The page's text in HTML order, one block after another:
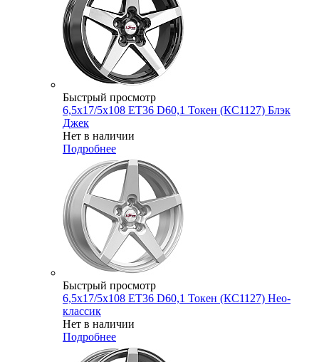
Быстрый просмотр
6,5x17/5x108 ET36 D60,1 Токен (КС1127) Блэк
Джек
Нет в наличии
Подробнее
Быстрый просмотр
6,5x17/5x108 ET36 D60,1 Токен (КС1127) Нео-
классик
Нет в наличии
Подробнее